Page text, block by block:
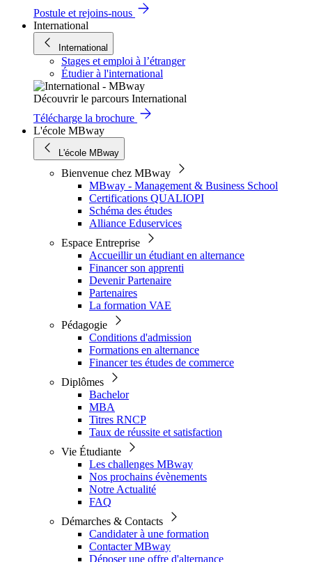
Postule et rejoins-nous
International
International
Stages et emploi à l’étranger
Étudier à l'international
Découvrir le parcours International
Télécharge la brochure
L'école MBway
L'école MBway
Bienvenue chez MBway
MBway - Management & Business School
Certifications QUALIOPI
Schéma des études
Alliance Eduservices
Espace Entreprise
Accueillir un étudiant en alternance
Financer son apprenti
Devenir Partenaire
Partenaires
La formation VAE
Pédagogie
Conditions d'admission
Formations en alternance
Financer tes études de commerce
Diplômes
Bachelor
MBA
Titres RNCP
Taux de réussite et satisfaction
Vie Étudiante
Les challenges MBway
Nos prochains évènements
Notre Actualité
FAQ
Démarches & Contacts
Candidater à une formation
Contacter MBway
Déposer une offre d'alternance